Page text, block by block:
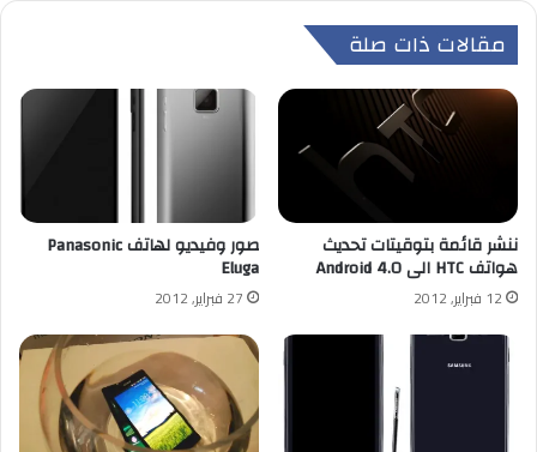
مقالات ذات صلة
ننشر قائمة بتوقيتات تحديث
هواتف HTC الى Android 4.0
12 فبراير, 2012
صور وفيديو لهاتف Panasonic
Eluga
27 فبراير, 2012